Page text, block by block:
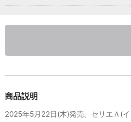
商品説明
2025年5月22日(木)発売。セリエＡ(